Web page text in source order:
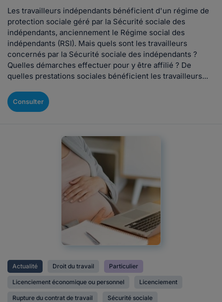
Les travailleurs indépendants bénéficient d'un régime de
protection sociale géré par la Sécurité sociale des
indépendants, anciennement le Régime social des
indépendants (RSI). Mais quels sont les travailleurs
concernés par la Sécurité sociale des indépendants ?
Quelles démarches effectuer pour y être affilié ? De
quelles prestations sociales bénéficient les travailleurs...
Consulter
Actualité Droit du travail Particulier
Licenciement économique ou personnel Licenciement
Rupture du contrat de travail Sécurité sociale